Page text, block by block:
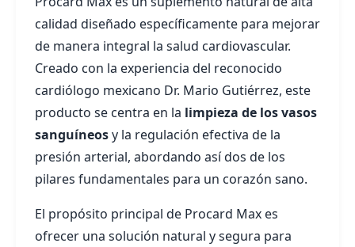
calidad diseñado específicamente para mejorar
de manera integral la salud cardiovascular.
Creado con la experiencia del reconocido
cardiólogo mexicano Dr. Mario Gutiérrez, este
producto se centra en la limpieza de los vasos
sanguíneosy la regulación efectiva de la
presión arterial, abordando así dos de los
pilares fundamentales para un corazón sano.
El propósito principal de Procard Max es
ofrecer una solución natural y segura para